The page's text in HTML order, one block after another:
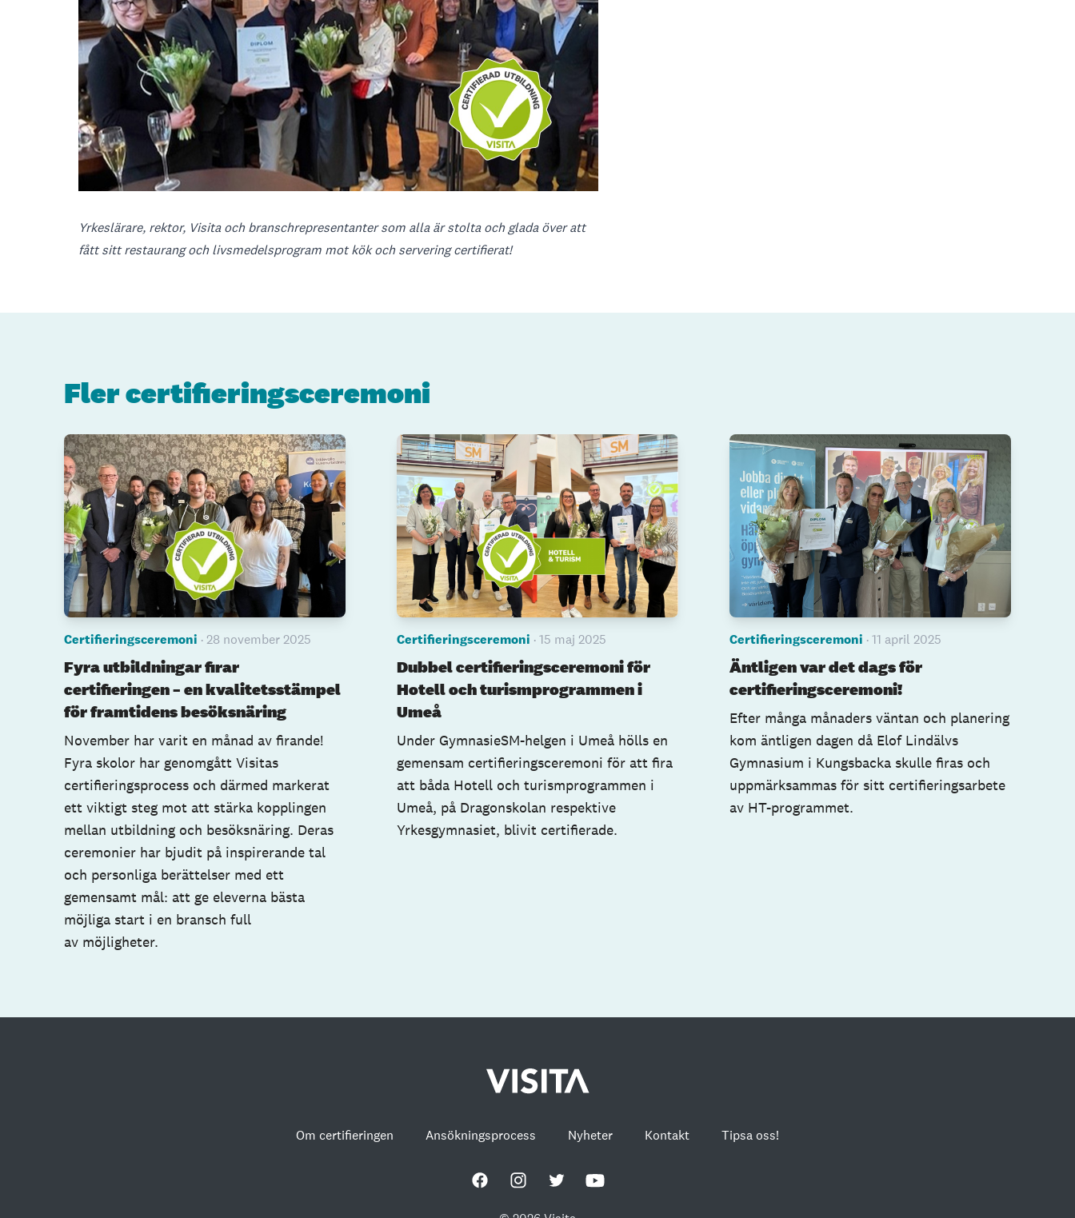
Yrkeslärare, rektor, Visita och branschrepresentanter som alla är stolta och glada över att
fått sitt restaurang och livsmedelsprogram mot kök och servering certifierat!
Fler certifieringsceremoni
Certifieringsceremoni · 28 november 2025
Fyra utbildningar firar
certifieringen – en kvalitetsstämpel
för framtidens besöksnäring
November har varit en månad av firande!
Fyra skolor har genomgått Visitas
certifieringsprocess och därmed markerat
ett viktigt steg mot att stärka kopplingen
mellan utbildning och besöksnäring. Deras
ceremonier har bjudit på inspirerande tal
och personliga berättelser med ett
gemensamt mål: att ge eleverna bästa
möjliga start i en bransch full
av möjligheter.
Certifieringsceremoni · 15 maj 2025
Dubbel certifieringsceremoni för
Hotell och turismprogrammen i
Umeå
Under GymnasieSM-helgen i Umeå hölls en
gemensam certifieringsceremoni för att fira
att båda Hotell och turismprogrammen i
Umeå, på Dragonskolan respektive
Yrkesgymnasiet, blivit certifierade.
Certifieringsceremoni · 11 april 2025
Äntligen var det dags för
certifieringsceremoni!
Efter många månaders väntan och planering
kom äntligen dagen då Elof Lindälvs
Gymnasium i Kungsbacka skulle firas och
uppmärksammas för sitt certifieringsarbete
av HT-programmet.
Om certifieringen Ansökningsprocess Nyheter Kontakt Tipsa oss!